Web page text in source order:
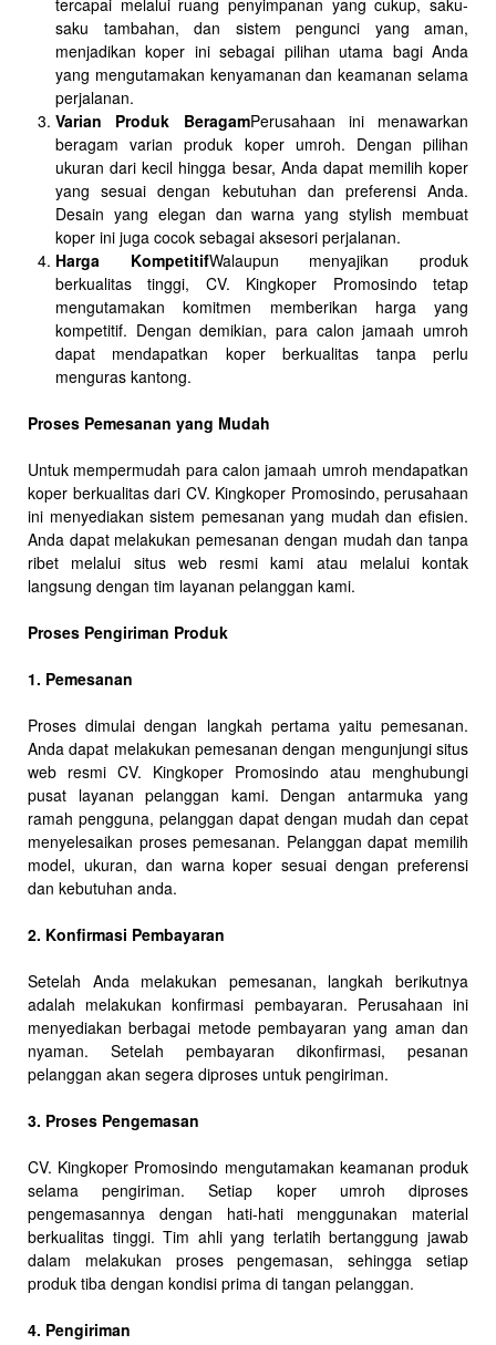
tercapai melalui ruang penyimpanan yang cukup, saku-
saku tambahan, dan sistem pengunci yang aman,
menjadikan koper ini sebagai pilihan utama bagi Anda
yang mengutamakan kenyamanan dan keamanan selama
perjalanan.
Varian Produk BeragamPerusahaan ini menawarkan
beragam varian produk koper umroh. Dengan pilihan
ukuran dari kecil hingga besar, Anda dapat memilih koper
yang sesuai dengan kebutuhan dan preferensi Anda.
Desain yang elegan dan warna yang stylish membuat
koper ini juga cocok sebagai aksesori perjalanan.
Harga KompetitifWalaupun menyajikan produk
berkualitas tinggi, CV. Kingkoper Promosindo tetap
mengutamakan komitmen memberikan harga yang
kompetitif. Dengan demikian, para calon jamaah umroh
dapat mendapatkan koper berkualitas tanpa perlu
menguras kantong.
Proses Pemesanan yang Mudah
Untuk mempermudah para calon jamaah umroh mendapatkan
koper berkualitas dari CV. Kingkoper Promosindo, perusahaan
ini menyediakan sistem pemesanan yang mudah dan efisien.
Anda dapat melakukan pemesanan dengan mudah dan tanpa
ribet melalui situs web resmi kami atau melalui kontak
langsung dengan tim layanan pelanggan kami.
Proses Pengiriman Produk
1. Pemesanan
Proses dimulai dengan langkah pertama yaitu pemesanan.
Anda dapat melakukan pemesanan dengan mengunjungi situs
web resmi CV. Kingkoper Promosindo atau menghubungi
pusat layanan pelanggan kami. Dengan antarmuka yang
ramah pengguna, pelanggan dapat dengan mudah dan cepat
menyelesaikan proses pemesanan. Pelanggan dapat memilih
model, ukuran, dan warna koper sesuai dengan preferensi
dan kebutuhan anda.
2. Konfirmasi Pembayaran
Setelah Anda melakukan pemesanan, langkah berikutnya
adalah melakukan konfirmasi pembayaran. Perusahaan ini
menyediakan berbagai metode pembayaran yang aman dan
nyaman. Setelah pembayaran dikonfirmasi, pesanan
pelanggan akan segera diproses untuk pengiriman.
3. Proses Pengemasan
CV. Kingkoper Promosindo mengutamakan keamanan produk
selama pengiriman. Setiap koper umroh diproses
pengemasannya dengan hati-hati menggunakan material
berkualitas tinggi. Tim ahli yang terlatih bertanggung jawab
dalam melakukan proses pengemasan, sehingga setiap
produk tiba dengan kondisi prima di tangan pelanggan.
4. Pengiriman